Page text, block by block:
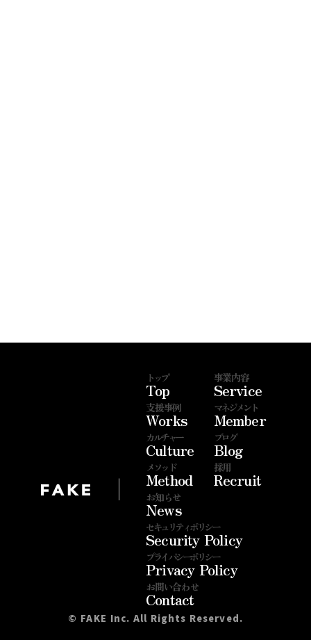
|
トップ
Top
事業内容
Service
支援事例
Works
マネジメント
Member
カルチャー
Culture
ブログ
Blog
メソッド
Method
採用
Recruit
お知らせ
News
セキュリティポリシー
Security Policy
プライバシーポリシー
Privacy Policy
お問い合わせ
Contact
©︎ FAKE Inc. All Rights Reserved.